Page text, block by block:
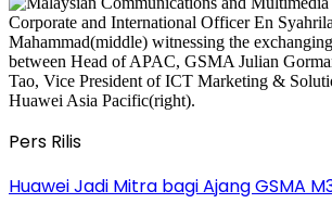
Pers Rilis
Huawei Jadi Mitra bagi Ajang GSMA